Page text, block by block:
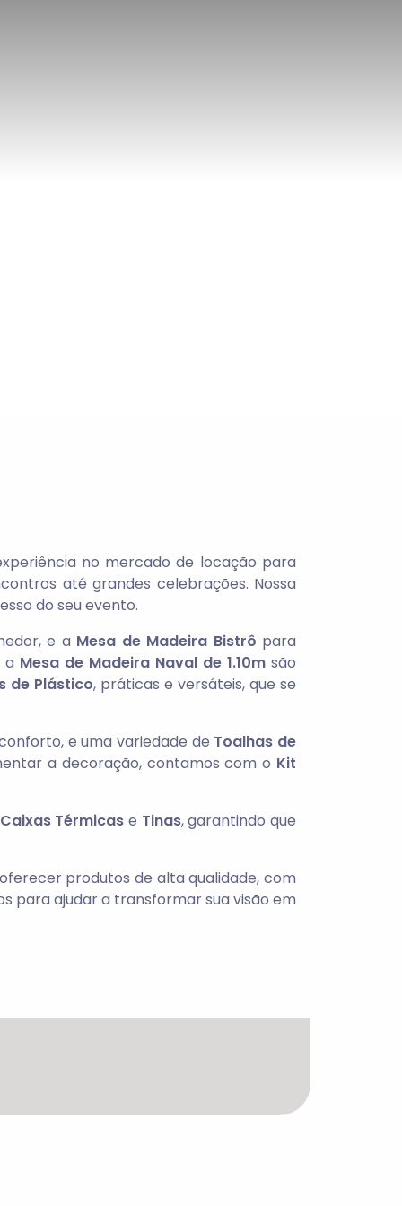
no mercado de locação para
até grandes celebrações. Nossa
do seu evento.
e a Mesa de Madeira Bistrô para
Mesa de Madeira Naval de 1.10m são
de Plástico, práticas e versáteis, que se
e uma variedade de Toalhas de
a decoração, contamos com o Kit
Caixas Térmicas e Tinas, garantindo que
produtos de alta qualidade, com
para ajudar a transformar sua visão em